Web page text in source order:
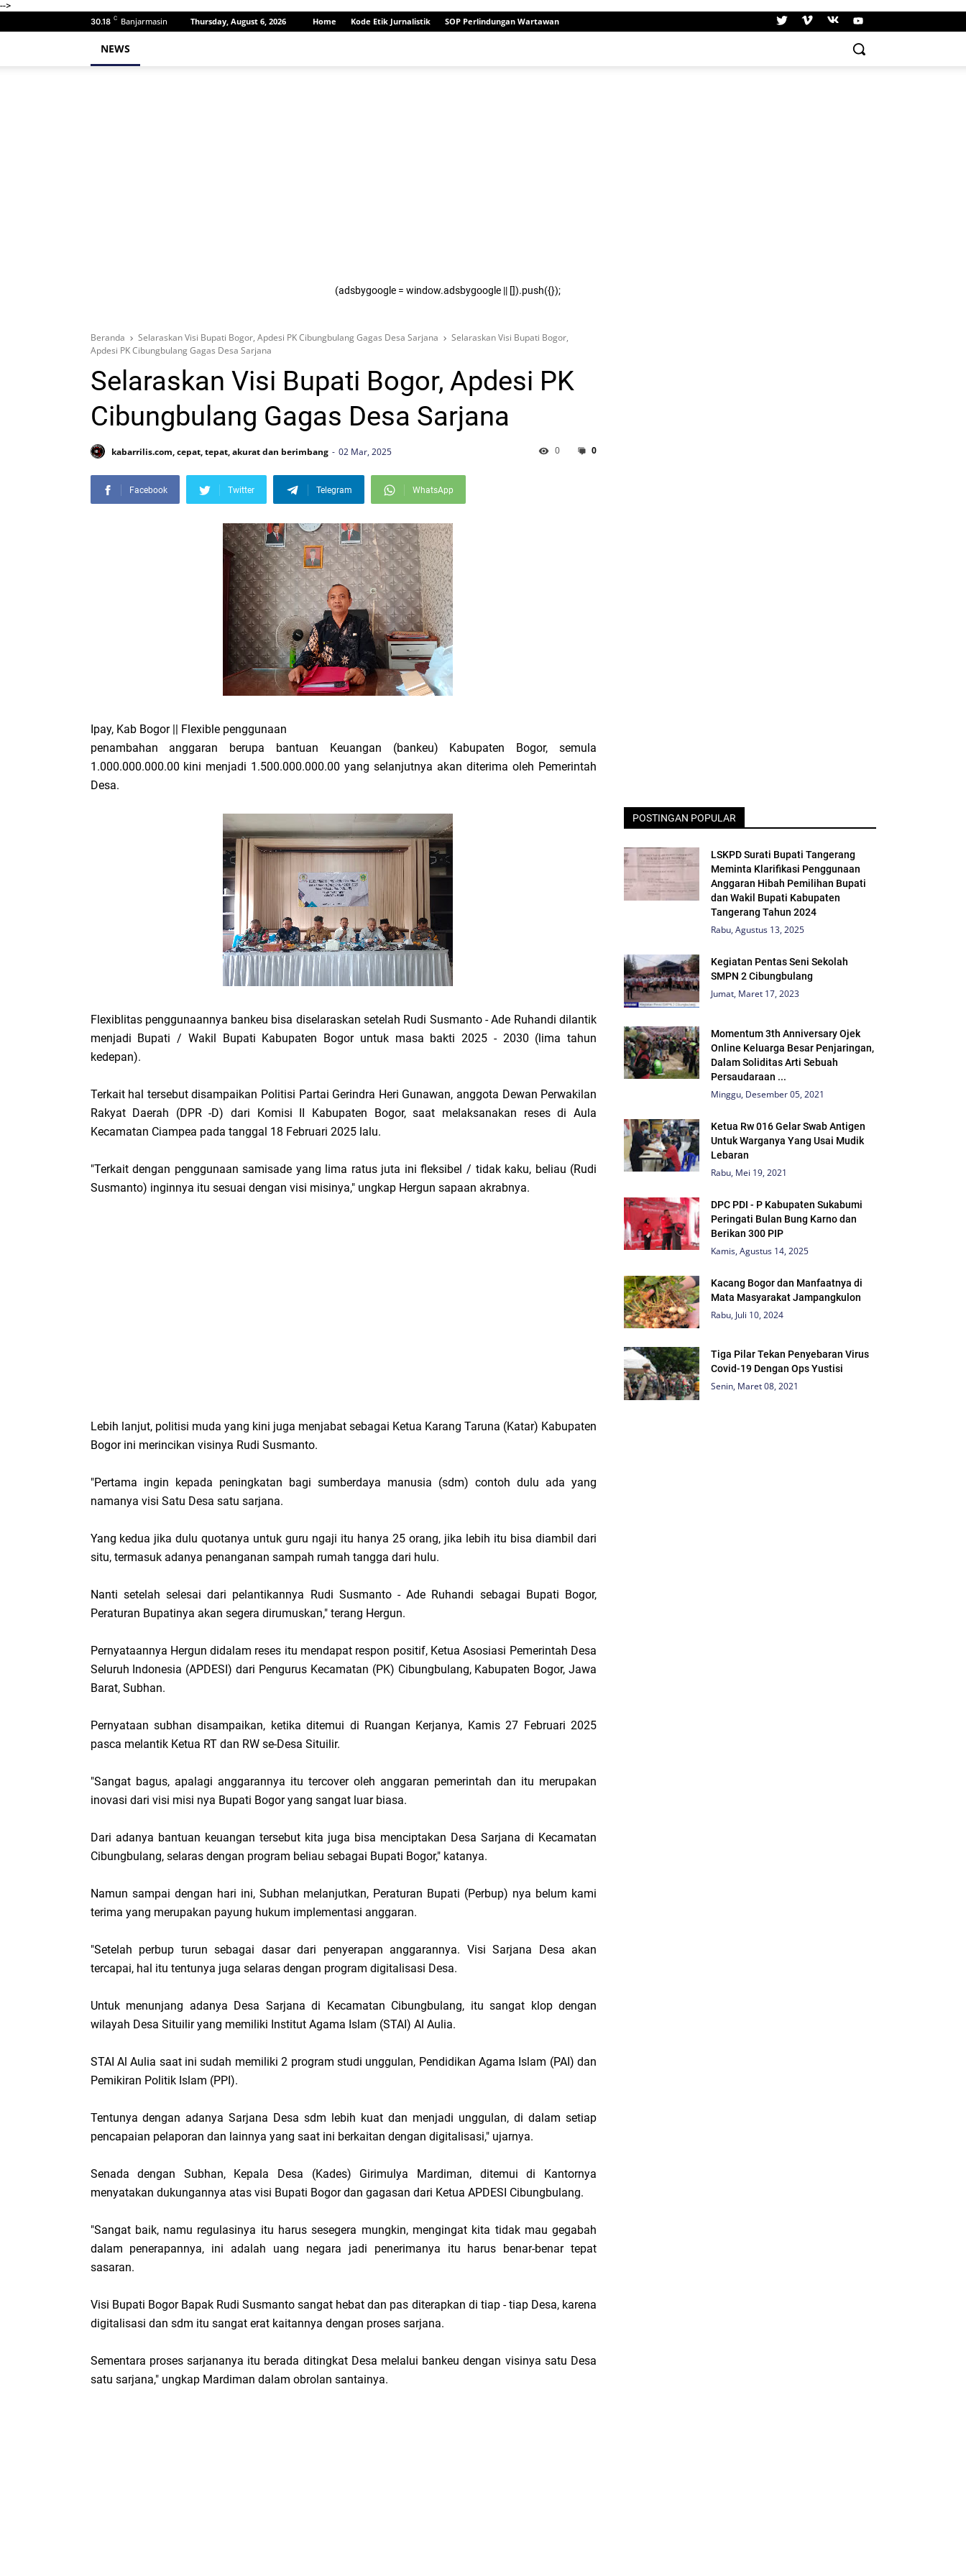
-->
30.18 C Banjarmasin Thursday, August 6, 2026 Home Kode Etik Jurnalistik SOP Perlindungan Wartawan
NEWS
(adsbygoogle = window.adsbygoogle || []).push({});
Beranda Selaraskan Visi Bupati Bogor, Apdesi PK Cibungbulang Gagas Desa Sarjana
Selaraskan Visi Bupati Bogor,
Apdesi PK Cibungbulang Gagas Desa Sarjana
Selaraskan Visi Bupati Bogor, Apdesi PK
Cibungbulang Gagas Desa Sarjana
kabarrilis.com, cepat, tepat, akurat dan berimbang 02 Mar, 2025 0
0
Facebook Twitter Telegram WhatsApp
Ipay, Kab Bogor || Flexible penggunaan
penambahan anggaran berupa bantuan Keuangan (bankeu) Kabupaten Bogor, semula
1.000.000.000.00 kini menjadi 1.500.000.000.00 yang selanjutnya akan diterima oleh Pemerintah
Desa.
Flexiblitas penggunaannya bankeu bisa diselaraskan setelah Rudi Susmanto - Ade Ruhandi dilantik
menjadi Bupati / Wakil Bupati Kabupaten Bogor untuk masa bakti 2025 - 2030 (lima tahun
kedepan).
Terkait hal tersebut disampaikan Politisi Partai Gerindra Heri Gunawan, anggota Dewan Perwakilan
Rakyat Daerah (DPR -D) dari Komisi II Kabupaten Bogor, saat melaksanakan reses di Aula
Kecamatan Ciampea pada tanggal 18 Februari 2025 lalu.
"Terkait dengan penggunaan samisade yang lima ratus juta ini fleksibel / tidak kaku, beliau (Rudi
Susmanto) inginnya itu sesuai dengan visi misinya," ungkap Hergun sapaan akrabnya.
Lebih lanjut, politisi muda yang kini juga menjabat sebagai Ketua Karang Taruna (Katar) Kabupaten
Bogor ini merincikan visinya Rudi Susmanto.
"Pertama ingin kepada peningkatan bagi sumberdaya manusia (sdm) contoh dulu ada yang
namanya visi Satu Desa satu sarjana.
Yang kedua jika dulu quotanya untuk guru ngaji itu hanya 25 orang, jika lebih itu bisa diambil dari
situ, termasuk adanya penanganan sampah rumah tangga dari hulu.
Nanti setelah selesai dari pelantikannya Rudi Susmanto - Ade Ruhandi sebagai Bupati Bogor,
Peraturan Bupatinya akan segera dirumuskan," terang Hergun.
Pernyataannya Hergun didalam reses itu mendapat respon positif, Ketua Asosiasi Pemerintah Desa
Seluruh Indonesia (APDESI) dari Pengurus Kecamatan (PK) Cibungbulang, Kabupaten Bogor, Jawa
Barat, Subhan.
Pernyataan subhan disampaikan, ketika ditemui di Ruangan Kerjanya, Kamis 27 Februari 2025
pasca melantik Ketua RT dan RW se-Desa Situilir.
"Sangat bagus, apalagi anggarannya itu tercover oleh anggaran pemerintah dan itu merupakan
inovasi dari visi misi nya Bupati Bogor yang sangat luar biasa.
Dari adanya bantuan keuangan tersebut kita juga bisa menciptakan Desa Sarjana di Kecamatan
Cibungbulang, selaras dengan program beliau sebagai Bupati Bogor," katanya.
Namun sampai dengan hari ini, Subhan melanjutkan, Peraturan Bupati (Perbup) nya belum kami
terima yang merupakan payung hukum implementasi anggaran.
"Setelah perbup turun sebagai dasar dari penyerapan anggarannya. Visi Sarjana Desa akan
tercapai, hal itu tentunya juga selaras dengan program digitalisasi Desa.
Untuk menunjang adanya Desa Sarjana di Kecamatan Cibungbulang, itu sangat klop dengan
wilayah Desa Situilir yang memiliki Institut Agama Islam (STAI) Al Aulia.
STAI Al Aulia saat ini sudah memiliki 2 program studi unggulan, Pendidikan Agama Islam (PAI) dan
Pemikiran Politik Islam (PPI).
Tentunya dengan adanya Sarjana Desa sdm lebih kuat dan menjadi unggulan, di dalam setiap
pencapaian pelaporan dan lainnya yang saat ini berkaitan dengan digitalisasi," ujarnya.
Senada dengan Subhan, Kepala Desa (Kades) Girimulya Mardiman, ditemui di Kantornya
menyatakan dukungannya atas visi Bupati Bogor dan gagasan dari Ketua APDESI Cibungbulang.
"Sangat baik, namu regulasinya itu harus sesegera mungkin, mengingat kita tidak mau gegabah
dalam penerapannya, ini adalah uang negara jadi penerimanya itu harus benar-benar tepat
sasaran.
Visi Bupati Bogor Bapak Rudi Susmanto sangat hebat dan pas diterapkan di tiap - tiap Desa, karena
digitalisasi dan sdm itu sangat erat kaitannya dengan proses sarjana.
Sementara proses sarjananya itu berada ditingkat Desa melalui bankeu dengan visinya satu Desa
satu sarjana," ungkap Mardiman dalam obrolan santainya.
POSTINGAN POPULAR
LSKPD Surati Bupati Tangerang
Meminta Klarifikasi Penggunaan
Anggaran Hibah Pemilihan Bupati
dan Wakil Bupati Kabupaten
Tangerang Tahun 2024
Rabu, Agustus 13, 2025
Kegiatan Pentas Seni Sekolah
SMPN 2 Cibungbulang
Jumat, Maret 17, 2023
Momentum 3th Anniversary Ojek
Online Keluarga Besar Penjaringan,
Dalam Soliditas Arti Sebuah
Persaudaraan ...
Minggu, Desember 05, 2021
Ketua Rw 016 Gelar Swab Antigen
Untuk Warganya Yang Usai Mudik
Lebaran
Rabu, Mei 19, 2021
DPC PDI - P Kabupaten Sukabumi
Peringati Bulan Bung Karno dan
Berikan 300 PIP
Kamis, Agustus 14, 2025
Kacang Bogor dan Manfaatnya di
Mata Masyarakat Jampangkulon
Rabu, Juli 10, 2024
Tiga Pilar Tekan Penyebaran Virus
Covid-19 Dengan Ops Yustisi
Senin, Maret 08, 2021